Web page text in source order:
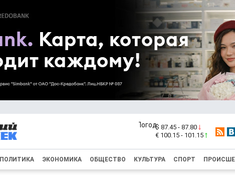
$ 87.45 - 87.80
€ 100.15 - 101.15
ПОЛИТИКА ЭКОНОМИКА ОБЩЕСТВО КУЛЬТУРА СПОРТ